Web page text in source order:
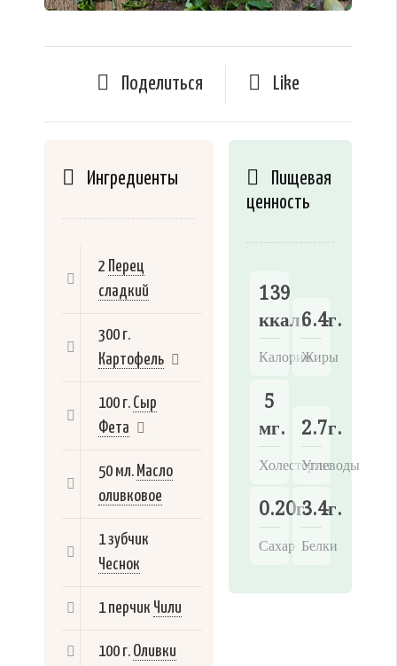
Поделиться Like
Ингредиенты
2 Перец
сладкий
300 г.
Картофель
100 г. Сыр
Фета
50 мл. Масло
оливковое
1 зубчик
Чеснок
1 перчик Чили
100 г. Оливки
Пищевая
ценность
139
ккал.
Калории
6.4г.
Жиры
5
мг.
Холестерин
2.7г.
Углеводы
0.20г.
Сахар
3.4г.
Белки